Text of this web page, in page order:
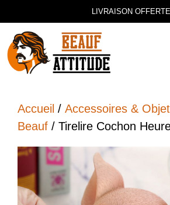
au
contenu
LIVRAISON OFFERTE
Accueil / Accessoires &
Beauf / Tirelire Cochon